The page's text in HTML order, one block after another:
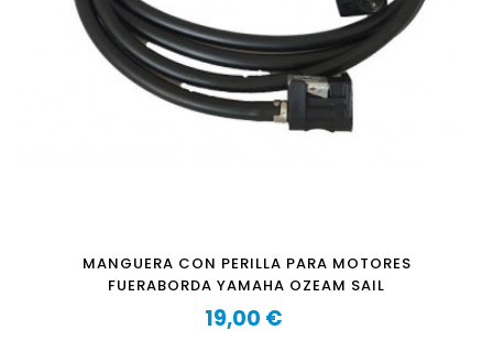
MANGUERA CON PERILLA PARA MOTORES
FUERABORDA YAMAHA OZEAM SAIL
Precio
19,00 €